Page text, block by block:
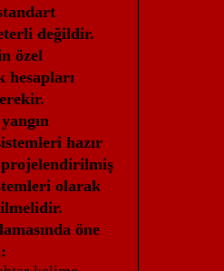
değildir.
özel
hesapları
hazır
olarak
öne